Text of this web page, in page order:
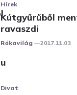
Hírek
Kútgyűrűből
ravaszdi
Posted
Rókavilág 2017.11.03
Divat